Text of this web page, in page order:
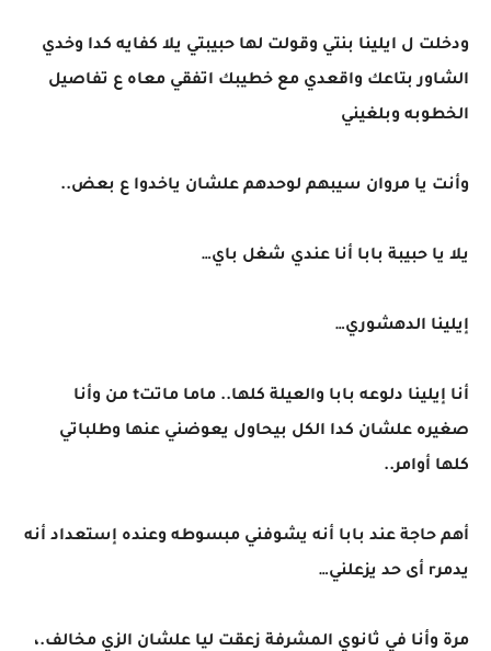
ودخلت ل ايلينا بنتي وقولت لها حبيبتي يلا كفايه كدا وخدي
الشاور بتاعك واقعدي مع خطيبك اتفقي معاه ع تفاصيل
الخطوبه وبلغيني
وأنت يا مروان سيبهم لوحدهم علشان ياخدوا ع بعض..
يلا يا حبيبة بابا أنا عندي شغل باي…
إيلينا الدهشوري…
أنا إيلينا دلوعه بابا والعيلة كلها.. ماما ماتتt من وأنا
صغيره علشان كدا الكل بيحاول يعوضني عنها وطلباتي
كلها أوامر..
أهم حاجة عند بابا أنه يشوفني مبسوطه وعنده إستعداد أنه
يدمرr أى حد يزعلني…
مرة وأنا في ثانوي المشرفة زعقت ليا علشان الزي مخالف.،